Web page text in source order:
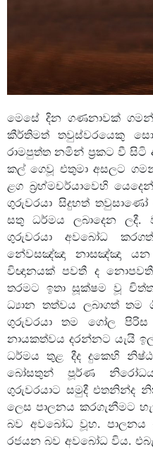
මෙසේ දින ගණනාවක්
කීර්තිමත් තවුස්වරයෙකු
රාමපුත්ත නමින් ප්‍රකට වී සිටි
කල් ගෙවූ එතුමා අසලට
ළග බ්‍රහ්මචර්යාවෙහි
ගුරුවරයා සිදුහත්
සතු ධර්මය ලබාදෙන ලදී.
ගුරුවරයා අවබෝධ
නේවසඤ්ඤා නාසඤ්ඤා
විඥානයක් පවතී ද
තරමට ඉතා සූක්ෂම වූ
ධ්‍යාන තත්වය ලබාගත් තම
ගුරුවරයා තම ගෝල
නායකත්වය දරන්නට යැයි
ධර්මය තුළ දීද දුකෙහි
බෝසතුන් පූර්ණ
ගුරුවරයාට සමුදී එතනින්ද
ලෙස පාලනය කරගැනීමට
බව අවබෝධ වූහ. පාලනය
රජයන බව අවබෝධ විය.